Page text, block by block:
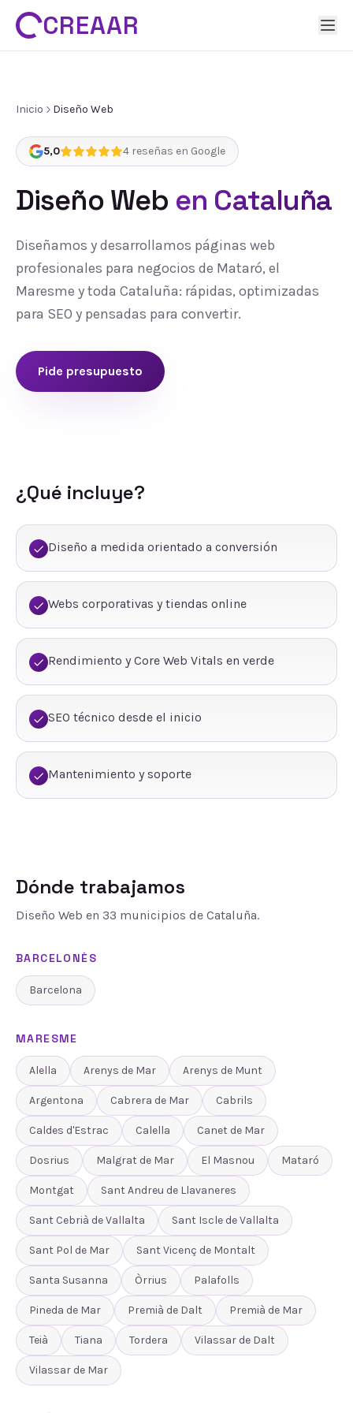
CREAAR
Inicio Diseño Web
5,0 4 reseñas en Google
Diseño Web en Cataluña
Diseñamos y desarrollamos páginas web
profesionales para negocios de Mataró, el
Maresme y toda Cataluña: rápidas, optimizadas
para SEO y pensadas para convertir.
Pide presupuesto
¿Qué incluye?
Diseño a medida orientado a conversión
Webs corporativas y tiendas online
Rendimiento y Core Web Vitals en verde
SEO técnico desde el inicio
Mantenimiento y soporte
Dónde trabajamos
Diseño Web en 33 municipios de Cataluña.
BARCELONÈS
Barcelona
MARESME
Alella Arenys de Mar Arenys de Munt
Argentona Cabrera de Mar Cabrils
Caldes d'Estrac Calella Canet de Mar
Dosrius Malgrat de Mar El Masnou Mataró
Montgat Sant Andreu de Llavaneres
Sant Cebrià de Vallalta Sant Iscle de Vallalta
Sant Pol de Mar Sant Vicenç de Montalt
Santa Susanna Òrrius Palafolls
Pineda de Mar Premià de Dalt Premià de Mar
Teià Tiana Tordera Vilassar de Dalt
Vilassar de Mar